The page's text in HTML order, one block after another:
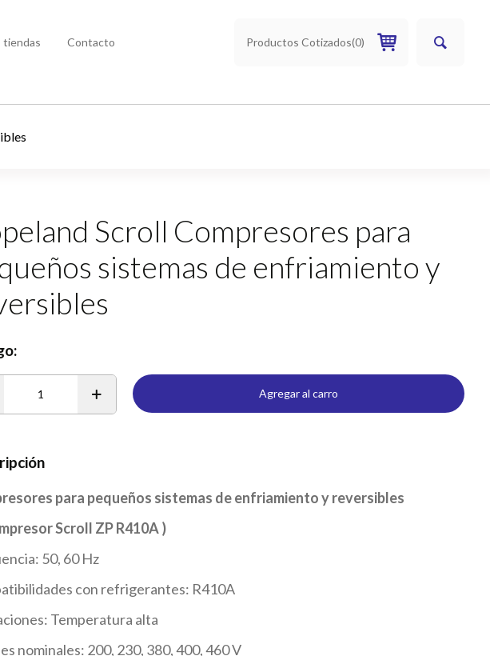
tiendas Contacto Productos Cotizados(0)
Scroll Compresores para
sistemas de enfriamiento y
1 Agregar al carro
para pequeños sistemas de enfriamiento y reversibles
Scroll ZP R410A)
50, 60 Hz
con refrigerantes: R410A
Temperatura alta
nominales: 200, 230, 380, 400, 460 V